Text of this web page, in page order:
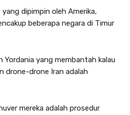
dipimpin oleh Amerika,
beberapa negara di Timur
Yordania yang membantah kalau
drone-drone Iran adalah
mereka adalah prosedur